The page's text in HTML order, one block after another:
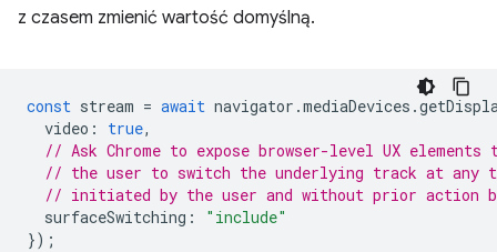
z czasem zmienić wartość domyślną.
const stream = await navigator .mediaDevices .
video : true,
// Ask Chrome to expose browser-level UX
// the user to switch the underlying track at any
// initiated by the user and without prior action
surfaceSwitching :
"include"
});